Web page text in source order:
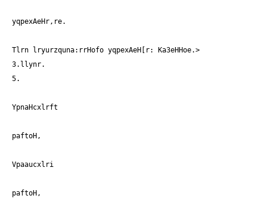
yqpexAeHr,re.
Tlrn lryurzquna:rrHofo yqpexAeH[r: Ka3eHHoe.>
3.llynr.
5.
YpnaHcxlrft
paftoH,
Vpaaucxlri
paftoH,